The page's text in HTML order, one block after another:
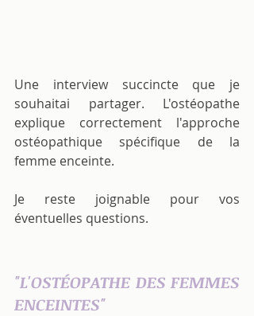
Une interview succincte que je
souhaitai partager. L'ostéopathe
explique correctement l'approche
ostéopathique spécifique de la
femme enceinte.
Je reste joignable pour vos
éventuelles questions.
"L'OSTÉOPATHE DES FEMMES
ENCEINTES"